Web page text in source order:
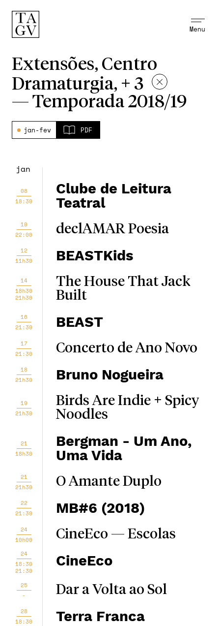
Menu
Extensões, Centro
Dramaturgia, + 3
— Temporada 2018/19
jan-fev PDF
jan
08
18:30
Clube de Leitura
Teatral
10
22:00
declAMAR Poesia
12
11h30
BEASTKids
14
18h30
21h30
The House That Jack
Built
16
21:30
BEAST
17
21:30
Concerto de Ano Novo
18
21h30
Bruno Nogueira
19
21h30
Birds Are Indie + Spicy
Noodles
21
18h30
Bergman - Um Ano,
Uma Vida
21
21h30
O Amante Duplo
22
21:30
MB#6 (2018)
24
10h00
CineEco — Escolas
24
18:30
21:30
CineEco
25
-
Dar a Volta ao Sol
28
18:30
Terra Franca